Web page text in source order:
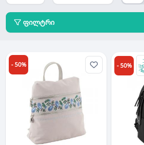
ფილტრი
- 50% - 50%